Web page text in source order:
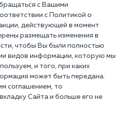
с Вашими
с Политикой о
действующей в момент
размещать изменения в
чтобы Вы были полностью
видов информации, которую мы
и того, при каких
может быть передана.
соглашением, то
Сайта и больше его не